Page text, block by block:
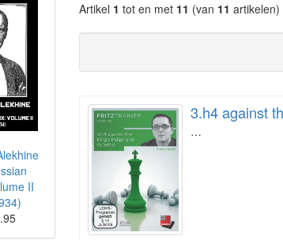
Artikel 1 tot en met 11 (van 11 artikelen)
3.h4 against
…
II